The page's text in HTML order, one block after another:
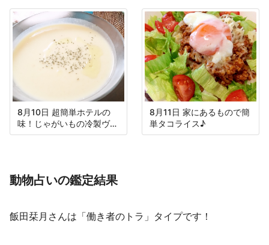
8月10日 超簡単ホテルの
味！じゃがいもの冷製ヴィ
シソワーズ
8月11日 家にあるもので簡
単タコライス♪
動物占いの鑑定結果
飯田栞月さんは「働き者のトラ」タイプです！